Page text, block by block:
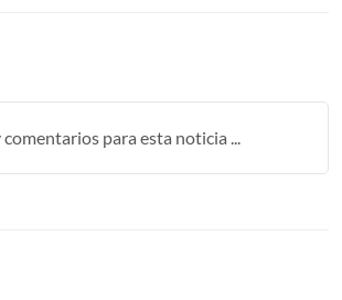
para esta noticia ...